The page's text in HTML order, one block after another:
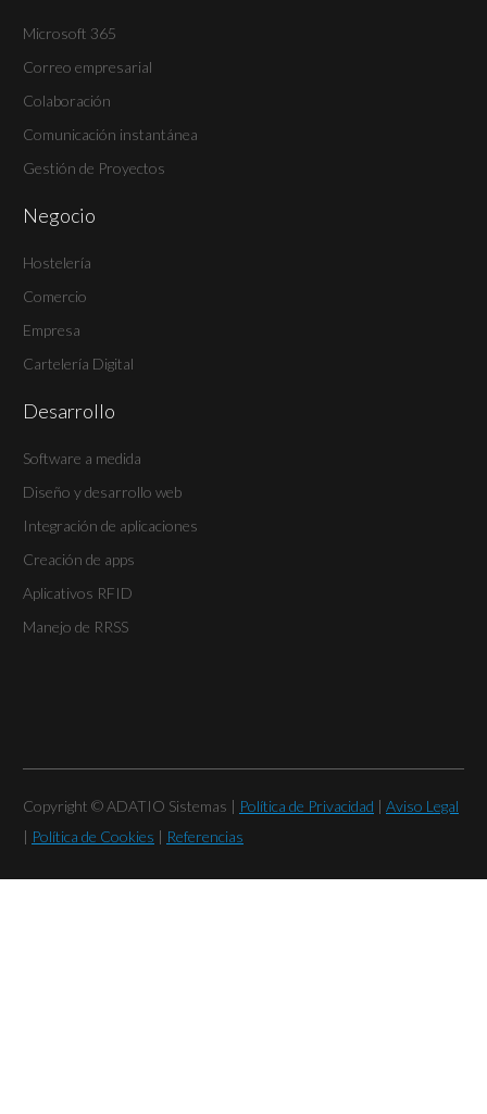
Microsoft 365
Correo empresarial
Colaboración
Comunicación instantánea
Gestión de Proyectos
Negocio
Hostelería
Comercio
Empresa
Cartelería Digital
Desarrollo
Software a medida
Diseño y desarrollo web
Integración de aplicaciones
Creación de apps
Aplicativos RFID
Manejo de RRSS
Copyright © ADATIO Sistemas | Política de Privacidad | Aviso Legal
| Política de Cookies | Referencias